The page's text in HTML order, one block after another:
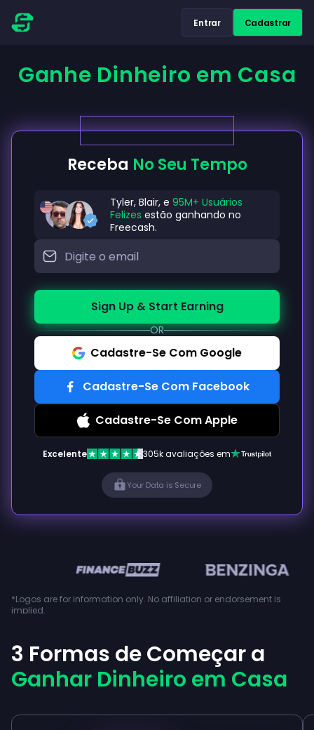
Entrar Cadastrar
Ganhe Dinheiro em Casa
Receba No Seu Tempo
Tyler, Blair, e 95M+ Usuários
Felizes estão ganhando no
Freecash.
Sign Up & Start Earning
OR
Cadastre-Se Com Google
Cadastre-Se Com Facebook
Cadastre-Se Com Apple
Excelente 305k avaliações em
Your Data is Secure
*Logos are for information only. No affiliation or endorsement is
implied.
3 Formas de Começar a
Ganhar Dinheiro em Casa